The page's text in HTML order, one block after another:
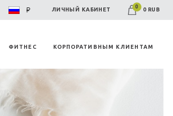
ЛИЧНЫЙ КАБИНЕТ 0 0 RUB
ФИТНЕС КОРПОРАТИВНЫМ КЛИЕНТАМ